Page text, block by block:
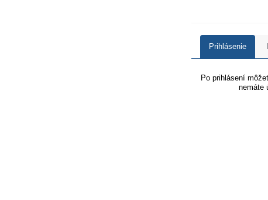
Prihlásenie
Po prihlásení
nemáte